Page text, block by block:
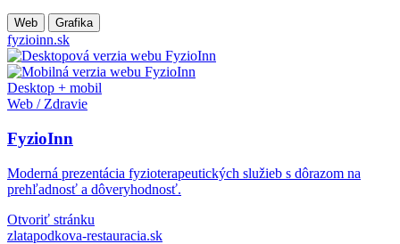
Web Grafika
fyzioinn.sk
Desktop + mobil
Web / Zdravie
FyzioInn
Moderná prezentácia fyzioterapeutických služieb s dôrazom na
prehľadnosť a dôveryhodnosť.
Otvoriť stránku
zlatapodkova-restauracia.sk